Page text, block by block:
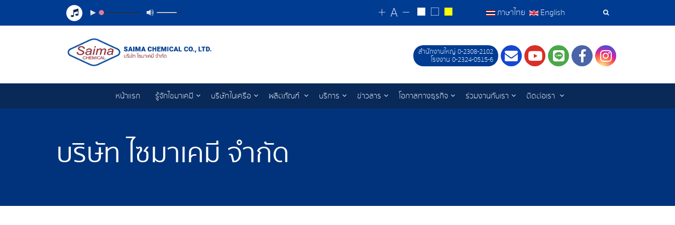
เครื่อง
ค้นหา
ภาษาไทย English
สำนักงานใหญ่ 0-2308-2102
โรงงาน 0-2324-0515-6
ContactYoutube
LINEFacebookInstagram
หน้าแรก รู้จักไซมาเคมี บริษัทในเครือ ผลิตภัณฑ์ บริการ ข่าวสาร โอกาสทางธุรกิจ ร่วมงานกับเรา ติดต่อเรา
บริษัท ไซมาเคมี จำกัด